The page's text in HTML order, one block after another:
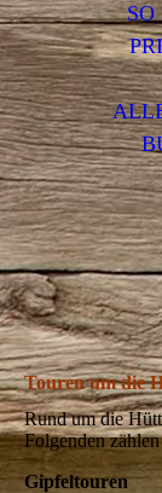
SO
Touren um die
Rund um die
Folgenden
Gipfeltouren